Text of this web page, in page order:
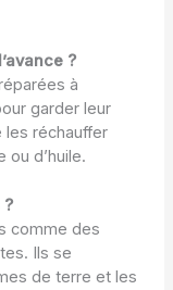
?
à
garder leur
réchauffer
ou d’huile.
?
comme des
Ils se
de terre et les